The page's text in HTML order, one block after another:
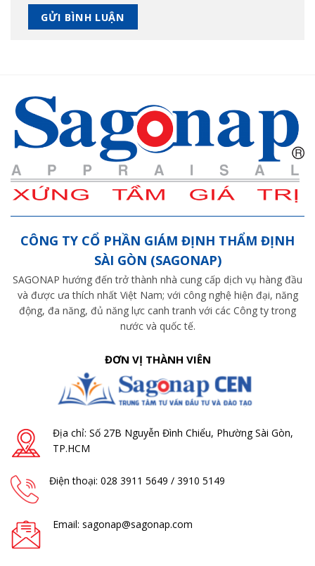
CÔNG TY CỔ PHẦN GIÁM ĐỊNH THẨM ĐỊNH
SÀI GÒN (SAGONAP)
SAGONAP hướng đến trở thành nhà cung cấp dịch vụ hàng đầu
và được ưa thích nhất Việt Nam; với công nghệ hiện đại, năng
động, đa năng, đủ năng lực canh tranh với các Công ty trong
nước và quốc tế.
ĐƠN VỊ THÀNH VIÊN
Địa chỉ: Số 27B Nguyễn Đình Chiểu, Phường Sài Gòn,
TP.HCM
Điện thoại: 028 3911 5649 / 3910 5149
Email: sagonap@sagonap.com